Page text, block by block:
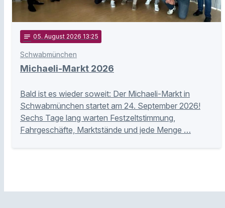
notes 05. August 2026 13:25
Schwabmünchen
Michaeli-Markt 2026
Bald ist es wieder soweit: Der Michaeli-Markt in
Schwabmünchen startet am 24. September 2026!
Sechs Tage lang warten Festzeltstimmung,
Fahrgeschäfte, Marktstände und jede Menge …